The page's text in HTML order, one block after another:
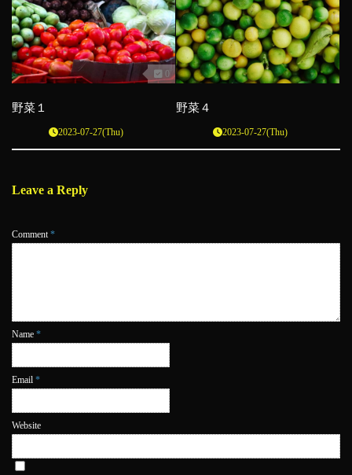
0
野菜１
2023-07-27(Thu)
野菜４
2023-07-27(Thu)
Leave a Reply
Comment*
Name *
Email *
Website